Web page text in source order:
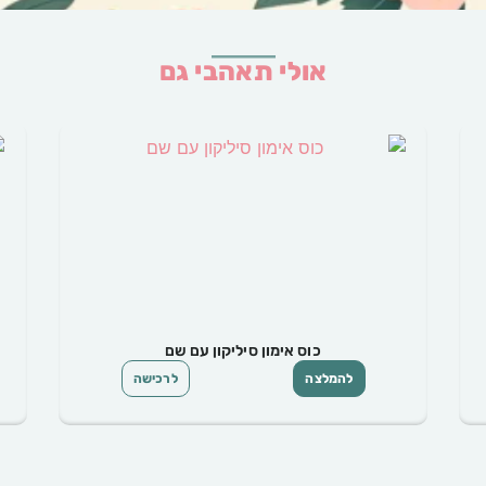
אולי תאהבי גם
כוס קש סיליקון עם שם לפעוטות
להמלצה לרכישה